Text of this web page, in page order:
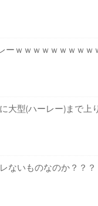
ないものなのか？？？